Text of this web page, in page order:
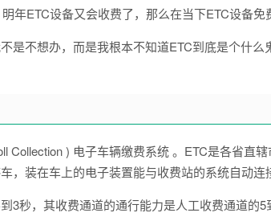
年ETC设备又会收费了，那么在当下ETC设备免
是不想办，而是我根本不知道ETC到底是个什
Collection ) 电子车辆缴费系统 。ETC是各省直
，装在车上的电子装置能与收费站的系统自动连
3秒，其收费通道的通行能力是人工收费通道的5